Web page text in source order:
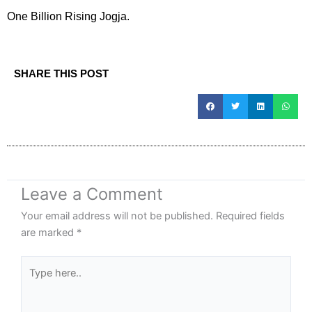
One Billion Rising Jogja.
SHARE THIS POST
Leave a Comment
Your email address will not be published. Required fields
are marked *
here..